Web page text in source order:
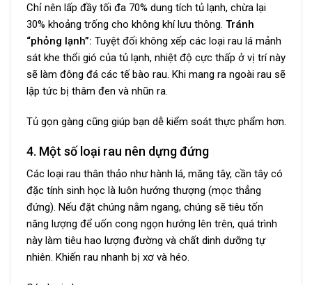
Chỉ nên lấp đầy tối đa 70% dung tích tủ lạnh, chừa lại
30% khoảng trống cho không khí lưu thông. Tránh
“phỏng lạnh”: Tuyệt đối không xếp các loại rau lá mảnh
sát khe thổi gió của tủ lạnh, nhiệt độ cực thấp ở vị trí này
sẽ làm đông đá các tế bào rau. Khi mang ra ngoài rau sẽ
lập tức bị thâm đen và nhũn ra.
Tủ gọn gàng cũng giúp bạn dễ kiểm soát thực phẩm hơn.
4. Một số loại rau nên dựng đứng
Các loại rau thân thảo như hành lá, măng tây, cần tây có
đặc tính sinh học là luôn hướng thượng (mọc thẳng
đứng). Nếu đặt chúng nằm ngang, chúng sẽ tiêu tốn
năng lượng để uốn cong ngọn hướng lên trên, quá trình
này làm tiêu hao lượng đường và chất dinh dưỡng tự
nhiên. Khiến rau nhanh bị xơ và héo.